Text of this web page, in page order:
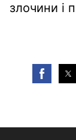
злочини і